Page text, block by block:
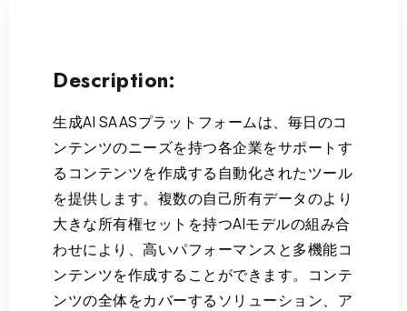
Description:
生成AI SAASプラットフォームは、毎日のコ
ンテンツのニーズを持つ各企業をサポートす
るコンテンツを作成する自動化されたツール
を提供します。複数の自己所有データのより
大きな所有権セットを持つAIモデルの組み合
わせにより、高いパフォーマンスと多機能コ
ンテンツを作成することができます。コンテ
ンツの全体をカバーするソリューション、ア